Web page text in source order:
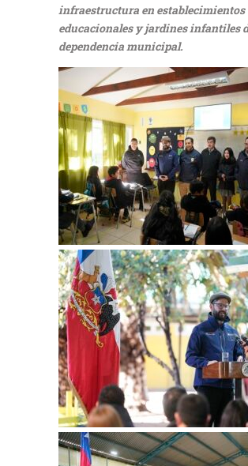
infraestructura en establecimientos
educacionales y jardines infantiles
dependencia municipal.